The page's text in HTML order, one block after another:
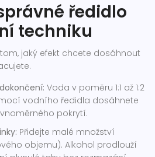
ředidlo
techniku
jaký efekt chcete dosáhnout
Voda v poměru 1:1 až 1:2
vodního ředidla dosáhnete
pokrytí.
Přidejte malé množství
objemu). Alkohol prodlouží